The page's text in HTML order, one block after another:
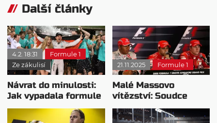
Další články
4.2. 18:31
Formule 1
Ze zákulisí
Návrat do minulosti:
Jak vypadala formule
1 v roce 2016?
21.11.2025 Formule 1
Malé Massovo
vítězství: Soudce
zamítl snahy o
zastavení procesu